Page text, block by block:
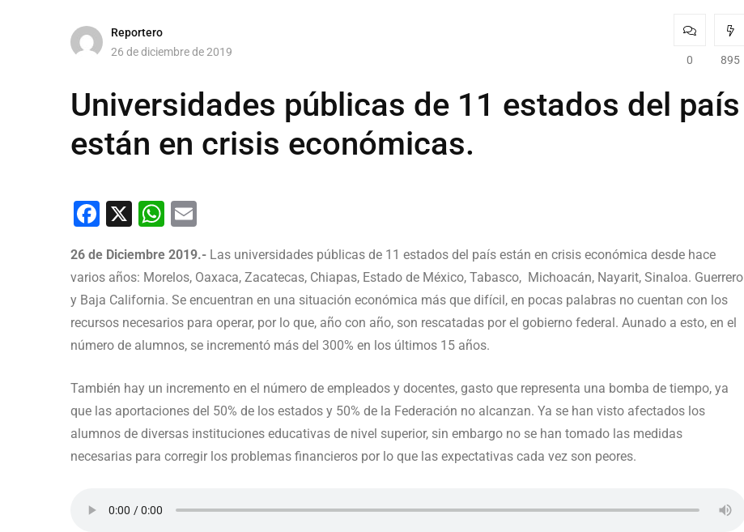
Reportero
26 de diciembre de 2019
0 895
Universidades públicas de 11 estados del país
están en crisis económicas.
Facebook
X WhatsApp
26 de Diciembre 2019.- Las universidades públicas de 11 estados del país están en crisis económica desde hace
varios años: Morelos, Oaxaca, Zacatecas, Chiapas, Estado de México, Tabasco, Michoacán, Nayarit, Sinaloa. Guerrero
y Baja California. Se encuentran en una situación económica más que difícil, en pocas palabras no cuentan con los
recursos necesarios para operar, por lo que, año con año, son rescatadas por el gobierno federal. Aunado a esto, en el
número de alumnos, se incrementó más del 300% en los últimos 15 años.
También hay un incremento en el número de empleados y docentes, gasto que representa una bomba de tiempo, ya
que las aportaciones del 50% de los estados y 50% de la Federación no alcanzan. Ya se han visto afectados los
alumnos de diversas instituciones educativas de nivel superior, sin embargo no se han tomado las medidas
necesarias para corregir los problemas financieros por lo que las expectativas cada vez son peores.